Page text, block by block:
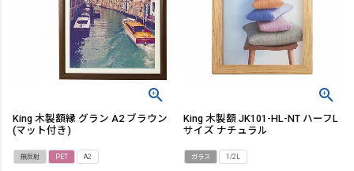
King 木製額縁 グラン A2 ブラウン
(マット付き)
無反射 PET A2
King 木製額 JK101-HL-NT ハーフL
サイズ ナチュラル
ガラス 1/2L